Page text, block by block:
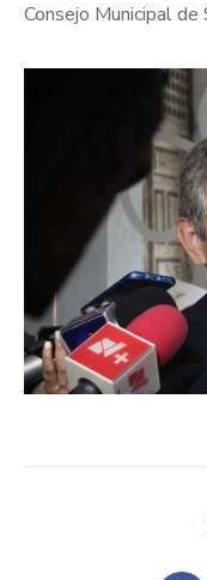
Consejo Municipal de